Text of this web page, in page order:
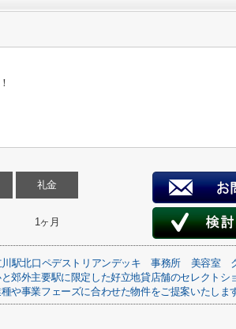
礼金
1ヶ月
川駅北口ペデストリアンデッキ 事務所 美容室
郊外主要駅に限定した好立地貸店舗のセレクトシ
や事業フェーズに合わせた物件をご提案いたしま